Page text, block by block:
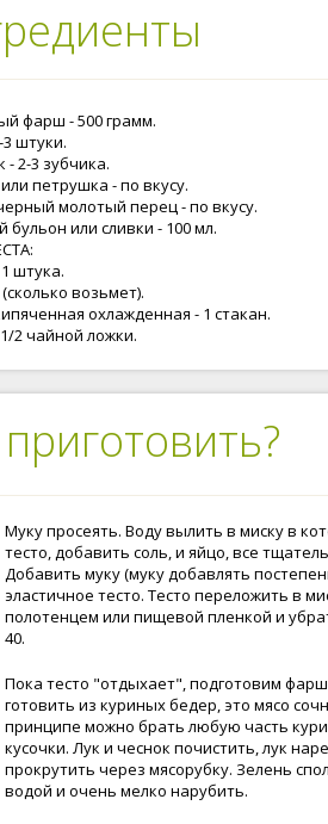
фарш - 500 грамм.
3 штуки.
- 2-3 зубчика.
петрушка - по вкусу.
молотый перец - по вкусу.
бульон или сливки - 100 мл.
штука.
возьмет).
охлажденная - 1 стакан.
2 чайной ложки.
Муку просеять. Воду вылить в миску в
тесто, добавить соль, и яйцо, все
Добавить муку (муку добавлять
эластичное тесто. Тесто переложить в
полотенцем или пищевой пленкой и
40.
Пока тесто "отдыхает", подготовим
готовить из куриных бедер, это мясо
принципе можно брать любую часть
кусочки. Лук и чеснок почистить, лук
прокрутить через мясорубку. Зелень
водой и очень мелко нарубить.